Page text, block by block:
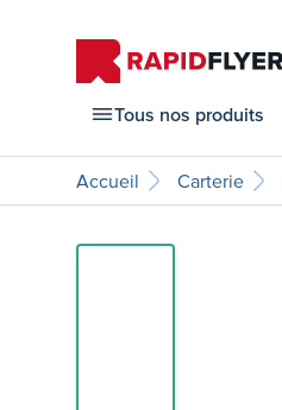
Tous nos produits
Accueil Carterie